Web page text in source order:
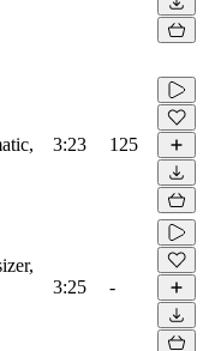
3:23 125
3:25 -